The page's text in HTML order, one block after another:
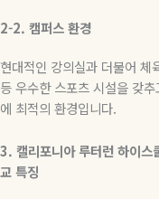
2-2. 캠퍼스환경
현대적인 강의실과 더불어 체
등 우수한 스포츠 시설을 갖
에 최적의 환경입니다.
3. 캘리포니아 루터런 하이스
교특징